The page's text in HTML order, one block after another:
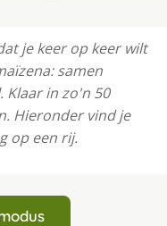
je keer op keer wilt
samen
Klaar in zo'n 50
Hieronder vind je
op een rij.